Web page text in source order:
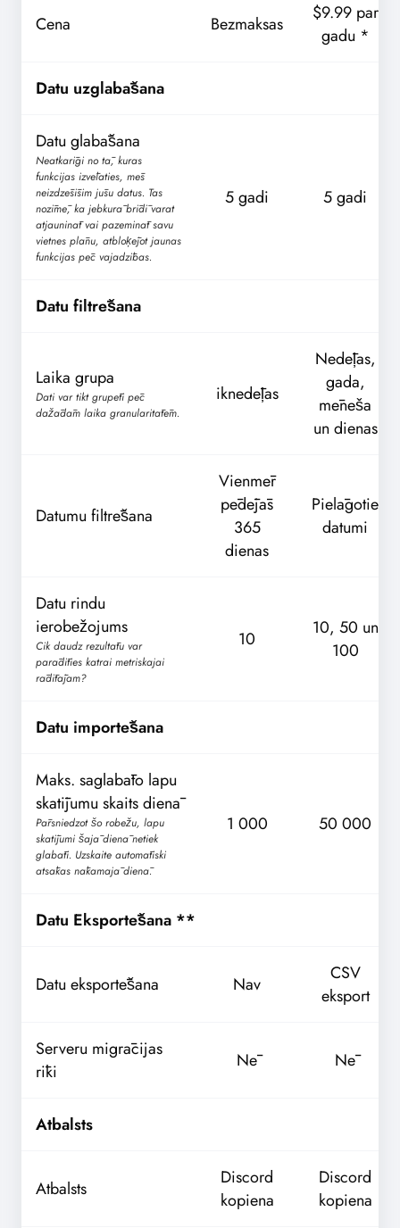
Cena Bezmaksas
$9.99 par
gadu *
Datu uzglabāšana
Datu glabāšana
Neatkarīgi no tā, kuras
funkcijas izvēlaties, mēs
neizdzēsīsim jūsu datus. Tas
nozīmē, ka jebkurā brīdī varat
atjaunināt vai pazemināt savu
vietnes plānu, atbloķējot jaunas
funkcijas pēc vajadzības.
5 gadi 5 gadi
Datu filtrēšana
Laika grupa
Dati var tikt grupēti pēc
dažādām laika granularitātēm.
iknedēļas
Nedēļas,
gada,
mēneša
un dienas
Datumu filtrēšana
Vienmēr
pēdējās
365
dienas
Pielāgotie
datumi
Datu rindu
ierobežojums
Cik daudz rezultātu var
parādīties katrai metriskajai
rādītājam?
10
10, 50 un
100
Datu importēšana
Maks. saglabāto lapu
skatījumu skaits dienā
Pārsniedzot šo robežu, lapu
skatījumi šajā dienā netiek
glabāti. Uzskaite automātiski
atsākas nākamajā dienā.
1 000 50 000
Datu Eksportēšana **
Datu eksportēšana Nav
CSV
eksport
Serveru migrācijas
rīki
Nē Nē
Atbalsts
Atbalsts
Discord
kopiena
Discord
kopiena